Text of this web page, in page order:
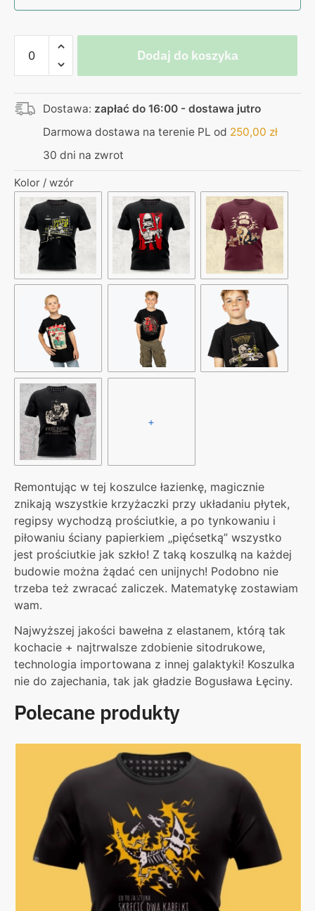
Koszulka
–
Łęcina
–
najtaniej,
ale
jako
tako
Dodaj do koszyka
Dostawa: zapłać do 16:00 - dostawa jutro
Darmowa dostawa na terenie PL od 250,00 zł
30 dni na zwrot
Kolor / wzór
+
Remontując w tej koszulce łazienkę, magicznie
znikają wszystkie krzyżaczki przy układaniu płytek,
regipsy wychodzą prościutkie, a po tynkowaniu i
piłowaniu ściany papierkiem „pięćsetką” wszystko
jest prościutkie jak szkło! Z taką koszulką na każdej
budowie można żądać cen unijnych! Podobno nie
trzeba też zwracać zaliczek. Matematykę zostawiam
wam.
Najwyższej jakości bawełna z elastanem, którą tak
kochacie + najtrwalsze zdobienie sitodrukowe,
technologia importowana z innej galaktyki! Koszulka
nie do zajechania, tak jak gładzie Bogusława Łęciny.
Polecane produkty